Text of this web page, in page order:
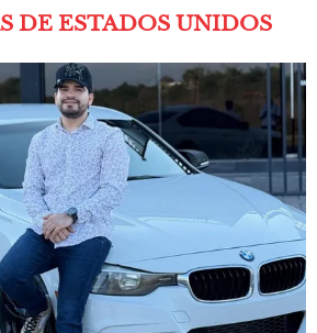
DE ESTADOS UNIDOS